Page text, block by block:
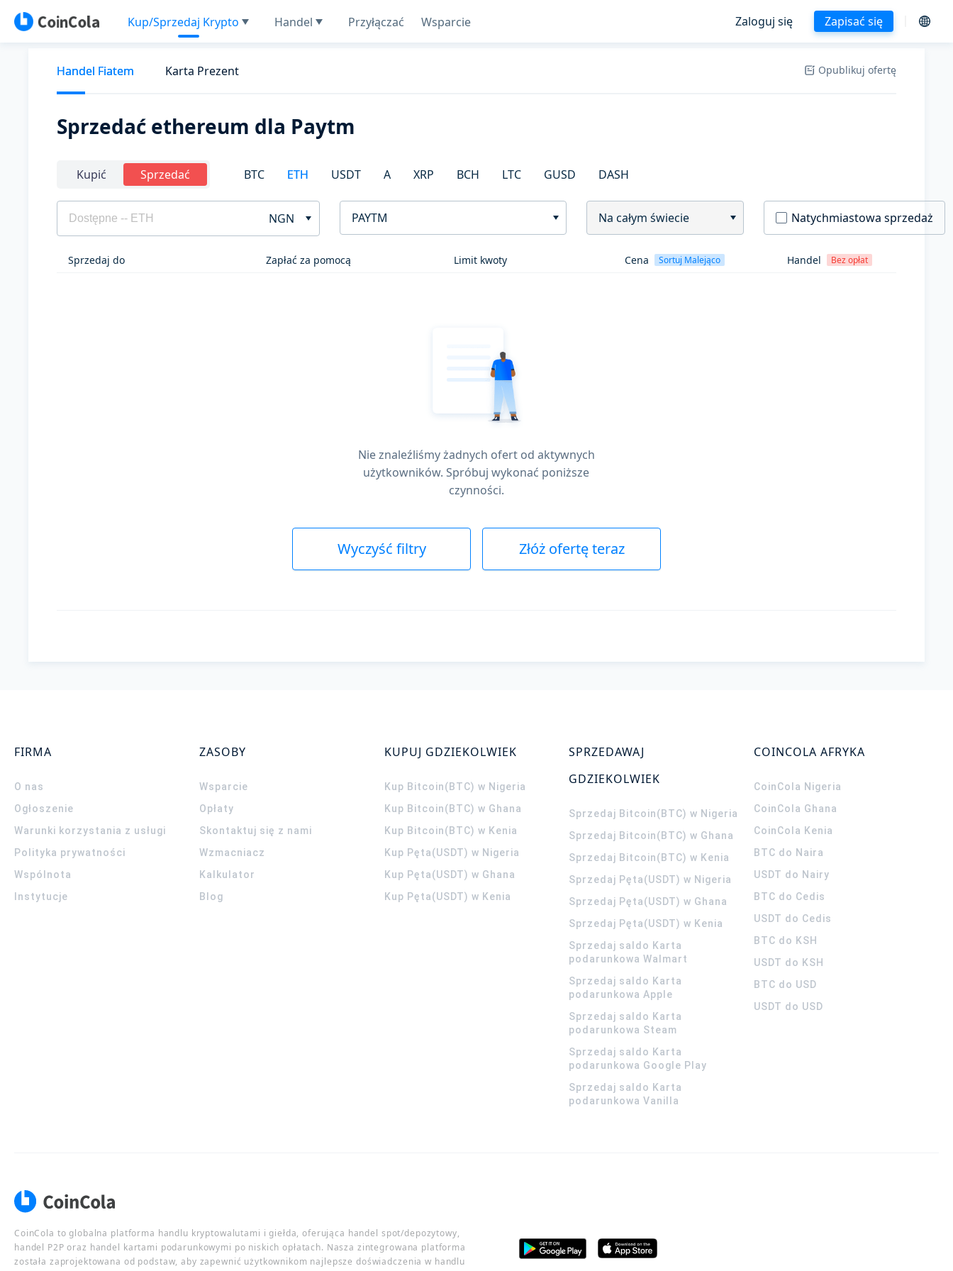
Kup/Sprzedaj Krypto Handel Przyłączać Wsparcie Zaloguj się Zapisać się
Handel Fiatem Karta Prezent Opublikuj ofertę
Sprzedać ethereum dla Paytm
Kupić Sprzedać BTC ETH USDT A XRP BCH LTC GUSD DASH
NGN PAYTM Na całym świecie Natychmiastowa sprzedaż
Sprzedaj do Zapłać za pomocą Limit kwoty Cena Sortuj Malejąco Handel Bez opłat
Nie znaleźliśmy żadnych ofert od aktywnych
użytkowników. Spróbuj wykonać poniższe
czynności.
Wyczyść filtry Złóż ofertę teraz
FIRMA
O nas
Ogłoszenie
Warunki korzystania z usługi
Polityka prywatności
Wspólnota
Instytucje
ZASOBY
Wsparcie
Opłaty
Skontaktuj się z nami
Wzmacniacz
Kalkulator
Blog
KUPUJ GDZIEKOLWIEK
Kup Bitcoin(BTC) w Nigeria
Kup Bitcoin(BTC) w Ghana
Kup Bitcoin(BTC) w Kenia
Kup Pęta(USDT) w Nigeria
Kup Pęta(USDT) w Ghana
Kup Pęta(USDT) w Kenia
SPRZEDAWAJ
GDZIEKOLWIEK
Sprzedaj Bitcoin(BTC) w Nigeria
Sprzedaj Bitcoin(BTC) w Ghana
Sprzedaj Bitcoin(BTC) w Kenia
Sprzedaj Pęta(USDT) w Nigeria
Sprzedaj Pęta(USDT) w Ghana
Sprzedaj Pęta(USDT) w Kenia
Sprzedaj saldo Karta
podarunkowa Walmart
Sprzedaj saldo Karta
podarunkowa Apple
Sprzedaj saldo Karta
podarunkowa Steam
Sprzedaj saldo Karta
podarunkowa Google Play
Sprzedaj saldo Karta
podarunkowa Vanilla
COINCOLA AFRYKA
CoinCola Nigeria
CoinCola Ghana
CoinCola Kenia
BTC do Naira
USDT do Nairy
BTC do Cedis
USDT do Cedis
BTC do KSH
USDT do KSH
BTC do USD
USDT do USD
CoinCola to globalna platforma handlu kryptowalutami i giełda, oferująca handel spot/depozytowy,
handel P2P oraz handel kartami podarunkowymi po niskich opłatach. Nasza zintegrowana platforma
została zaprojektowana od podstaw, aby zapewnić użytkownikom najlepsze doświadczenia w handlu